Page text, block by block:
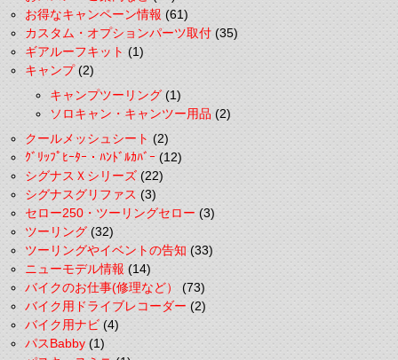
お得なキャンペーン情報(61)
カスタム・オプションパーツ取付(35)
ギアルーフキット(1)
キャンプ(2)
キャンプツーリング(1)
ソロキャン・キャンツー用品(2)
クールメッシュシート(2)
ｸﾞﾘｯﾌﾟﾋｰﾀｰ・ﾊﾝﾄﾞﾙｶﾊﾞｰ(12)
シグナスＸシリーズ(22)
シグナスグリファス(3)
セロー250・ツーリングセロー(3)
ツーリング(32)
ツーリングやイベントの告知(33)
ニューモデル情報(14)
バイクのお仕事(修理など）(73)
バイク用ドライブレコーダー(2)
バイク用ナビ(4)
パスBabby(1)